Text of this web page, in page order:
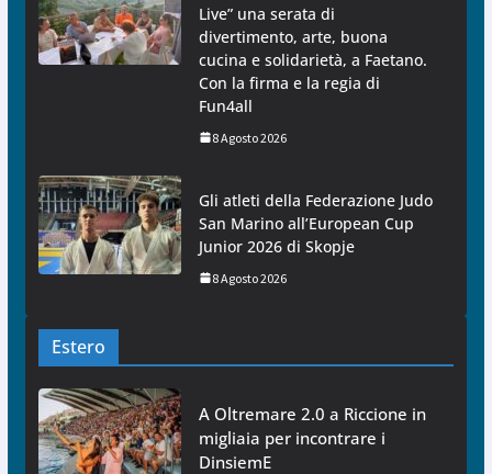
Live” una serata di
divertimento, arte, buona
cucina e solidarietà, a Faetano.
Con la firma e la regia di
Fun4all
8 Agosto 2026
Gli atleti della Federazione Judo
San Marino all’European Cup
Junior 2026 di Skopje
8 Agosto 2026
Estero
A Oltremare 2.0 a Riccione in
migliaia per incontrare i
DinsiemE